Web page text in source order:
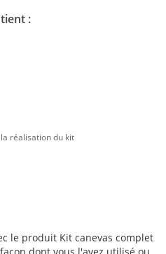
:
réalisation du kit
le produit Kit canevas complet